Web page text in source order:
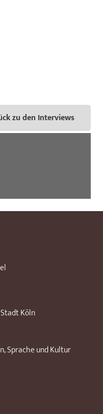
zu den Interviews
Köln
Sprache und Kultur